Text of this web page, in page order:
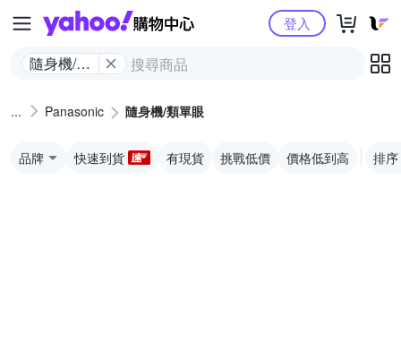
Yahoo購物中心
隨身機/類
登入
Panasonic 隨身機/類單眼
品牌 快速到貨 有現貨 挑戰低價 價格低到高 排序